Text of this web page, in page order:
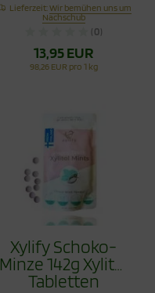
Lieferzeit:Wir bemühen uns um
Nachschub
(0)
13,95 EUR
98,26 EUR pro 1 kg
Xylify Schoko-
Minze 142g Xylitol
Tabletten